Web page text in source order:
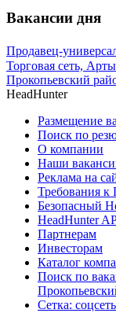
Вакансии дня
Продавец-
Торговая сеть,
Прокопьевский
HeadHunter
Размещение
Поиск по
О компании
Наши
Реклама на
Требования
Безопасный
HeadHunter
Партнерам
Инвесторам
Каталог
Поиск по
Сетка: